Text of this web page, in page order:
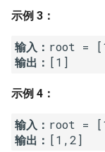
26. 树的子结构
27. 二叉树的镜像
28. 对称的二叉树
29. 顺时针打印矩
22. 链表中环的入
点
24. 反转链表
4.1. 节点间通路
4.2. 最小高度树
4.5. 合法二叉搜索树
示例 3：
输入：
输出：
示例 4：
输入：
输出：